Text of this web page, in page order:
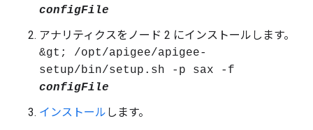
configFile
アナリティクスをノード 2 にインストールします。
&gt; /opt/apigee/apigee-
setup/bin/setup.sh -p sax -f
configFile
インストール します。